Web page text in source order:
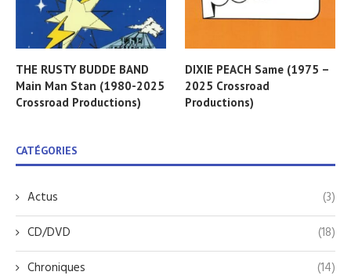
THE RUSTY BUDDE BAND
Main Man Stan (1980-2025
Crossroad Productions)
DIXIE PEACH Same (1975 –
2025 Crossroad
Productions)
CATÉGORIES
Actus
(3)
CD/DVD
(18)
Chroniques
(14)